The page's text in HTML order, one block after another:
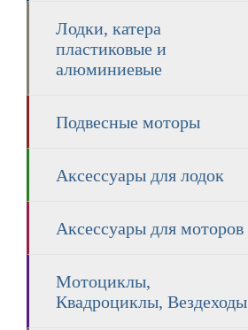
Лодки, катера
пластиковые и
алюминиевые
Подвесные моторы
Аксессуары для лодок
Аксессуары для моторов
Мотоциклы,
Квадроциклы, Вездеходы